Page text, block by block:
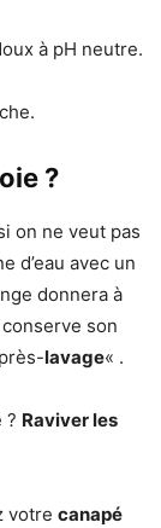
à pH neutre.
?
on ne veut pas
d’eau avec un
donnera à
son
lavage« .
? Raviver les
votre canapé